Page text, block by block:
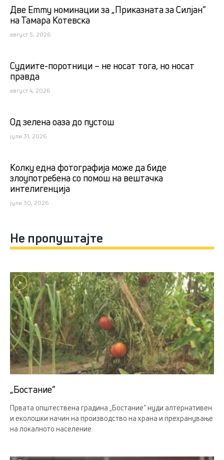
Две Emmy номинации за „Приказната за Силјан“
на Тамара Котевска
август 5, 2026
Судиите-поротници – не носат тога, но носат
правда
август 4, 2026
Од зелена оаза до пустош
јули 31, 2026
Kолку една фотографија може да биде
злоупотребена со помош на вештачка
интелигенција
јули 30, 2026
Не пропуштајте
„Бостание“
Првата општествена градина „Бостание“ нуди алтернативен
и еколошки начин на производство на храна и прехранување
на локалното население.